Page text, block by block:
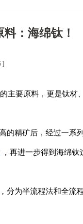
：海绵钛！
]
的主要原料，更是钛材
精矿后，经过一系
，再进一步得到海绵钛
为半流程法和全流程